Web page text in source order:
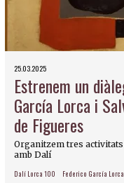
25.03.2025
Estrenem un
García Lorca i
de Figueres
Organitzem tres
amb Dalí
Dalí Lorca 100 Federico García Lorca